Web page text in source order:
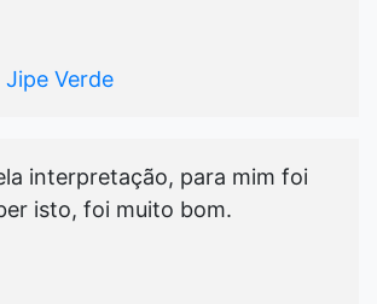
Verde
interpretação, para mim foi
isto, foi muito bom.